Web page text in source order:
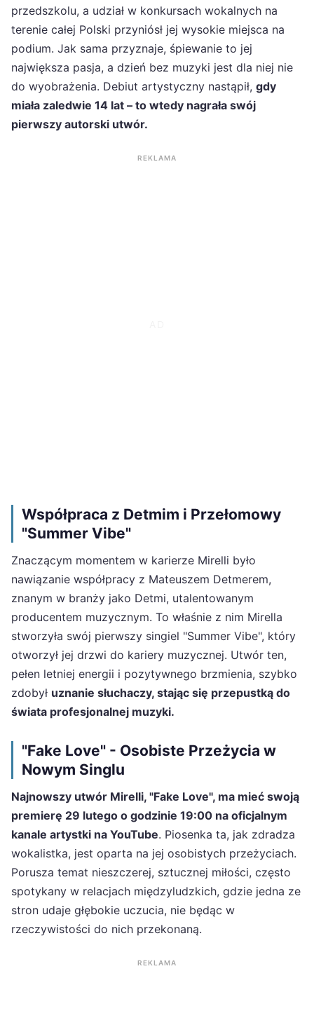
przedszkolu, a udział w konkursach wokalnych na
terenie całej Polski przyniósł jej wysokie miejsca na
podium. Jak sama przyznaje, śpiewanie to jej
największa pasja, a dzień bez muzyki jest dla niej nie
do wyobrażenia. Debiut artystyczny nastąpił, gdy
miała zaledwie 14 lat – to wtedy nagrała swój
pierwszy autorski utwór.
REKLAMA
Współpraca z Detmim i Przełomowy
"Summer Vibe"
Znaczącym momentem w karierze Mirelli było
nawiązanie współpracy z Mateuszem Detmerem,
znanym w branży jako Detmi, utalentowanym
producentem muzycznym. To właśnie z nim Mirella
stworzyła swój pierwszy singiel "Summer Vibe", który
otworzył jej drzwi do kariery muzycznej. Utwór ten,
pełen letniej energii i pozytywnego brzmienia, szybko
zdobył uznanie słuchaczy, stając się przepustką do
świata profesjonalnej muzyki.
"Fake Love" - Osobiste Przeżycia w
Nowym Singlu
Najnowszy utwór Mirelli, "Fake Love", ma mieć swoją
premierę 29 lutego o godzinie 19:00 na oficjalnym
kanale artystki na YouTube. Piosenka ta, jak zdradza
wokalistka, jest oparta na jej osobistych przeżyciach.
Porusza temat nieszczerej, sztucznej miłości, często
spotykany w relacjach międzyludzkich, gdzie jedna ze
stron udaje głębokie uczucia, nie będąc w
rzeczywistości do nich przekonaną.
REKLAMA